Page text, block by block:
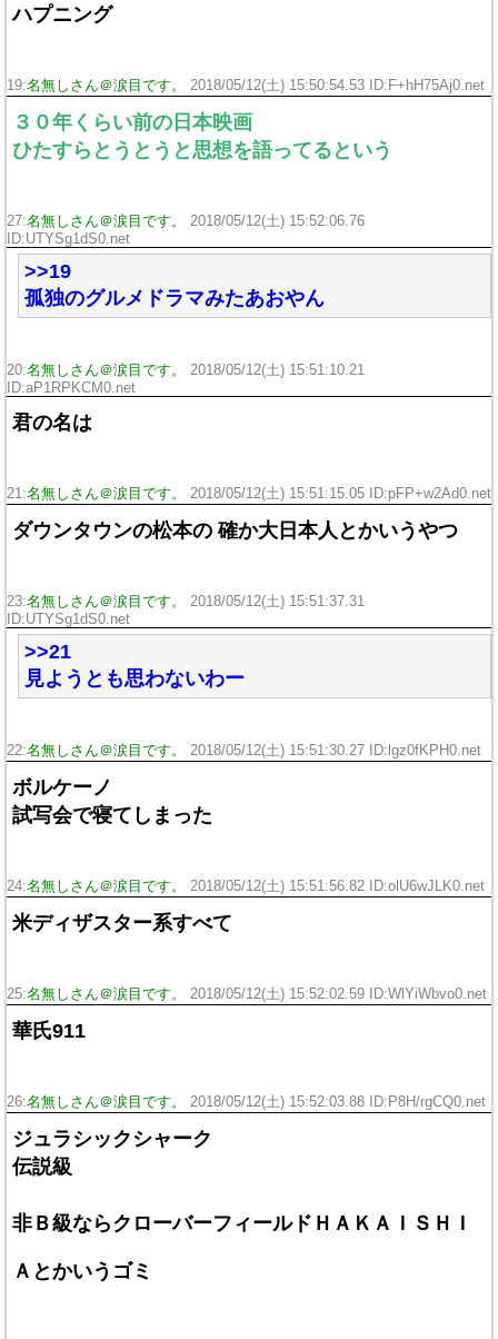
ハプニング
19:名無しさん＠涙目です。 2018/05/12(土) 15:50:54.53 ID:F+hH75Aj0.net
３０年くらい前の日本映画
ひたすらとうとうと思想を語ってるという
27:名無しさん＠涙目です。
2018/05/12(土) 15:52:06.76
ID:UTYSg1dS0.net
>>19
孤独のグルメドラマみたあおやん
20:名無しさん＠涙目です。
2018/05/12(土) 15:51:10.21
ID:aP1RPKCM0.net
君の名は
21:名無しさん＠涙目です。 2018/05/12(土) 15:51:15.05 ID:pFP+w2Ad0.net
ダウンタウンの松本の 確か大日本人とかいうやつ
23:名無しさん＠涙目です。
2018/05/12(土) 15:51:37.31
ID:UTYSg1dS0.net
>>21
見ようとも思わないわー
22:名無しさん＠涙目です。 2018/05/12(土) 15:51:30.27 ID:lgz0fKPH0.net
ボルケーノ
試写会で寝てしまった
24:名無しさん＠涙目です。 2018/05/12(土) 15:51:56.82 ID:olU6wJLK0.net
米ディザスター系すべて
25:名無しさん＠涙目です。 2018/05/12(土) 15:52:02.59 ID:WlYiWbvo0.net
華氏911
26:名無しさん＠涙目です。 2018/05/12(土) 15:52:03.88 ID:P8H/rgCQ0.net
ジュラシックシャーク
伝説級
非Ｂ級ならクローバーフィールドＨＡＫＡＩＳＨＩ
Ａとかいうゴミ